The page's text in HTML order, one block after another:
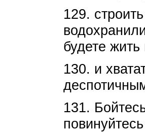
129.
будете жить
130. и
131.